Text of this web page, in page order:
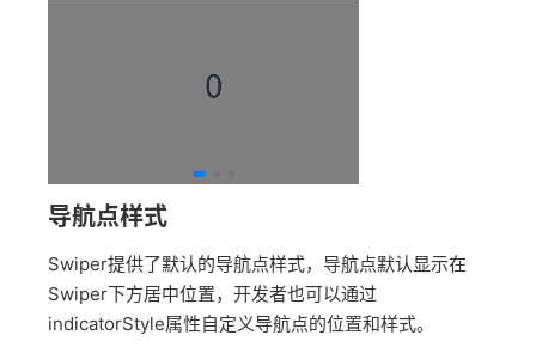
导航点样式
Swiper提供了默认的导航点样式，导航点默认显示在
Swiper下方居中位置，开发者也可以通过
indicatorStyle属性自定义导航点的位置和样式。